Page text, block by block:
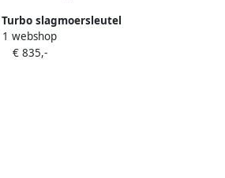
slagmoersleutel
maximaal
Nm · 1 inch (25 mm)
1 webshop
€ 835,-